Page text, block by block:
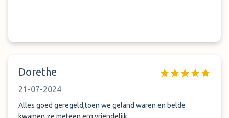
Dorethe
21-07-2024
Alles goed geregeld,toen we geland waren en belde